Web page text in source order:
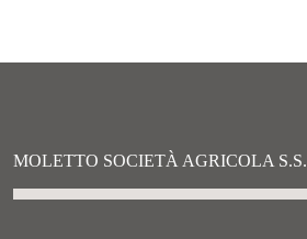
MOLETTO SOCIETÀ AGRICOLA S.S.